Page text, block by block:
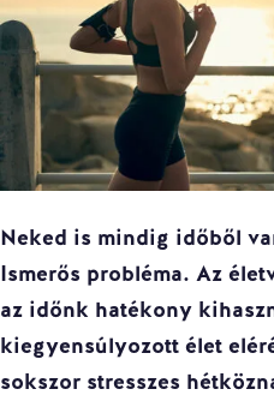
Neked is mindig időből
Ismerős probléma. Az
az időnk hatékony
kiegyensúlyozott élet
sokszor stresszes